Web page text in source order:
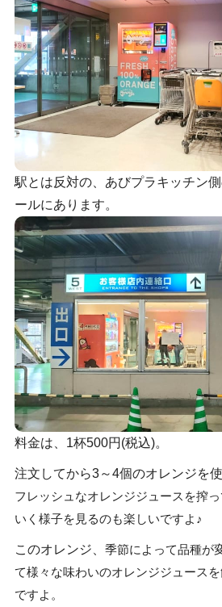
駅とは反対の、あびプラキッチン
ールにあります。
料金は、1杯500円(税込)。
注文してから3～4個のオレンジを使
フレッシュなオレンジジュースを搾
いく様子を見るのも楽しいですよ♪
このオレンジ、 季節によって品種が
て様々な味わいのオレンジジュース
ですよ。